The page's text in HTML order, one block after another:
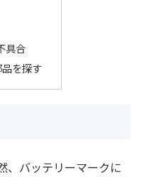
具合
を探す
、バッテリーマークに